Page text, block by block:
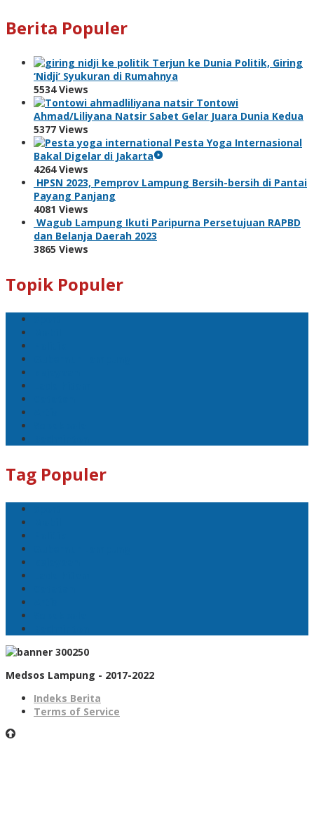
Berita Populer
Terjun ke Dunia Politik, Giring
‘Nidji’ Syukuran di Rumahnya
5534 Views
Tontowi
Ahmad/Liliyana Natsir Sabet Gelar Juara Dunia Kedua
5377 Views
Pesta Yoga Internasional
Bakal Digelar di Jakarta
4264 Views
HPSN 2023, Pemprov Lampung Bersih-bersih di Pantai
Payang Panjang
4081 Views
Wagub Lampung Ikuti Paripurna Persetujuan RAPBD
dan Belanja Daerah 2023
3865 Views
Topik Populer
Tag Populer
Medsos Lampung - 2017-2022
Indeks Berita
Terms of Service